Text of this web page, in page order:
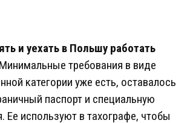
и уехать в Польшу работать
Минимальные требования в виде
категории уже есть, оставалось
паспорт и специальную
Ее используют в тахографе, чтобы